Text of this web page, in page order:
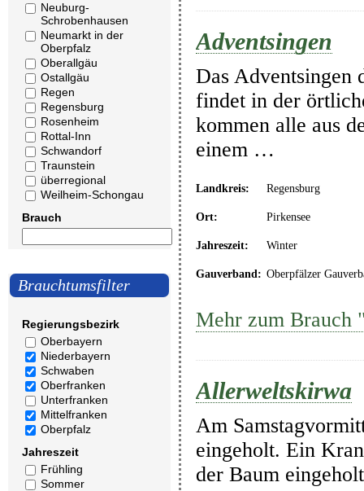
Neuburg-
Schrobenhausen
Neumarkt in der
Oberpfalz
Oberallgäu
Ostallgäu
Regen
Regensburg
Rosenheim
Rottal-Inn
Schwandorf
Traunstein
überregional
Weilheim-Schongau
Brauch
Brauchtumsfilter
Regierungsbezirk
Oberbayern
Niederbayern
Schwaben
Oberfranken
Unterfranken
Mittelfranken
Oberpfalz
Jahreszeit
Frühling
Sommer
Adventsingen
Das Adventsingen
findet in der
kommen alle aus
einem …
Landkreis: Regensburg
Ort: Pirkensee
Jahreszeit: Winter
Gauverband: Oberpfälzer
Mehr zum Brauch
Allerweltskirwa
Am
eingeholt. Ein
der Baum